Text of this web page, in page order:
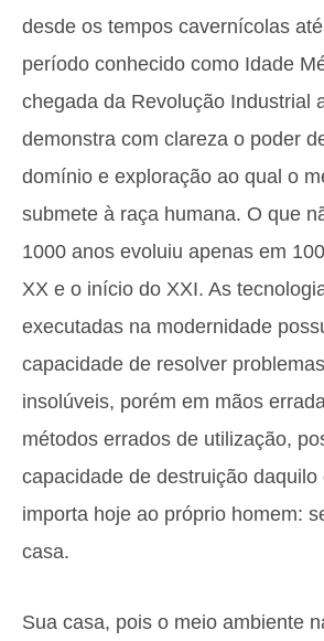
desde os tempos cavernícolas
período conhecido como Idade
chegada da Revolução Industrial
demonstra com clareza o poder
domínio e exploração ao qual o
submete à raça humana. O que
1000 anos evoluiu apenas em
XX e o início do XXI. As
executadas na modernidade
capacidade de resolver
insolúveis, porém em mãos
métodos errados de utilização,
capacidade de destruição daquilo
importa hoje ao próprio homem:
casa.
Sua casa, pois o meio ambiente